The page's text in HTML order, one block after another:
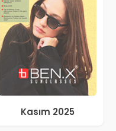
Kasım 2025